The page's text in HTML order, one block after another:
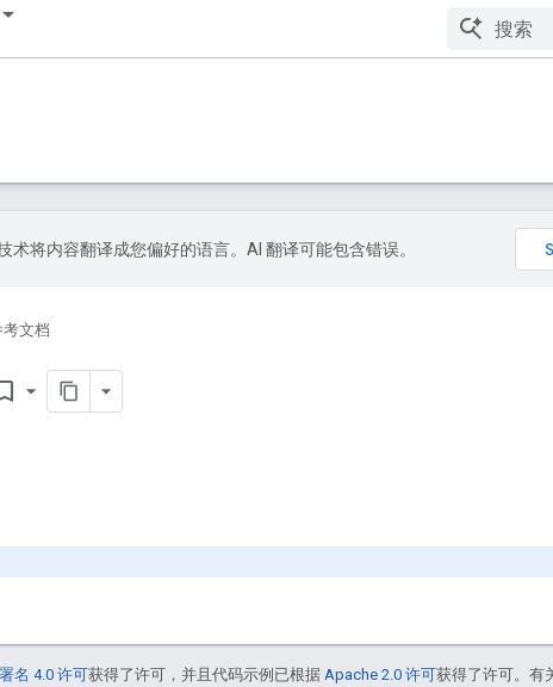
术将内容翻译成您偏好的语言。AI 翻译可能包含错误。
考文档
名 4.0 许可获得了许可，并且代码示例已根据 Apache 2.0 许可获得了许可。有